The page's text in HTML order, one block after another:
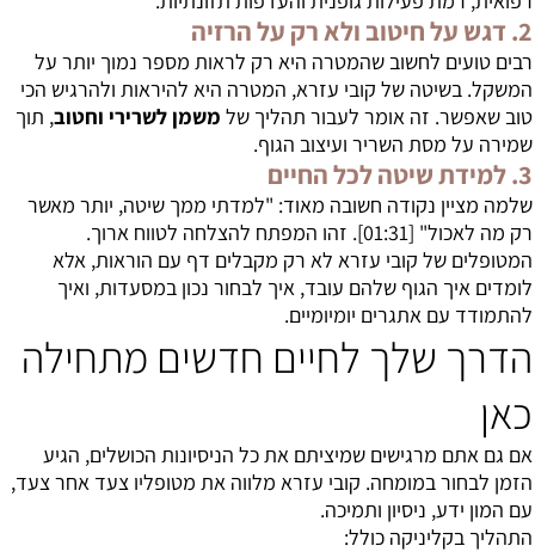
2. דגש על חיטוב ולא רק על הרזיה
רבים טועים לחשוב שהמטרה היא רק לראות מספר נמוך יותר על
המשקל. בשיטה של קובי עזרא, המטרה היא להיראות ולהרגיש הכי
טוב שאפשר. זה אומר לעבור תהליך של משמן לשרירי וחטוב, תוך
שמירה על מסת השריר ועיצוב הגוף.
3. למידת שיטה לכל החיים
שלמה מציין נקודה חשובה מאוד: "למדתי ממך שיטה, יותר מאשר
רק מה לאכול" [01:31]. זהו המפתח להצלחה לטווח ארוך.
המטופלים של קובי עזרא לא רק מקבלים דף עם הוראות, אלא
לומדים איך הגוף שלהם עובד, איך לבחור נכון במסעדות, ואיך
להתמודד עם אתגרים יומיומיים.
הדרך שלך לחיים חדשים מתחילה
כאן
אם גם אתם מרגישים שמיציתם את כל הניסיונות הכושלים, הגיע
הזמן לבחור במומחה. קובי עזרא מלווה את מטופליו צעד אחר צעד,
עם המון ידע, ניסיון ותמיכה.
התהליך בקליניקה כולל: